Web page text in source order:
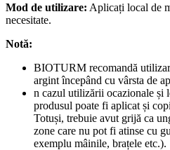
Mod de utilizare: Aplicați local de
necesitate.
Notă:
BIOTURM recomandă
argint începând cu vârsta de
n cazul utilizării ocazionale și
produsul poate fi aplicat și
Totuși, trebuie avut grijă ca
zone care nu pot fi atinse cu
exemplu mâinile, brațele etc.).